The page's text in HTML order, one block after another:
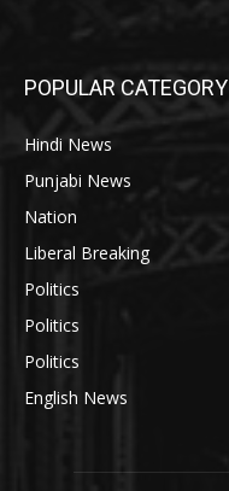
POPULAR CATEGORY
Hindi News
Punjabi News
Nation
Liberal Breaking
Politics
Politics
Politics
English News